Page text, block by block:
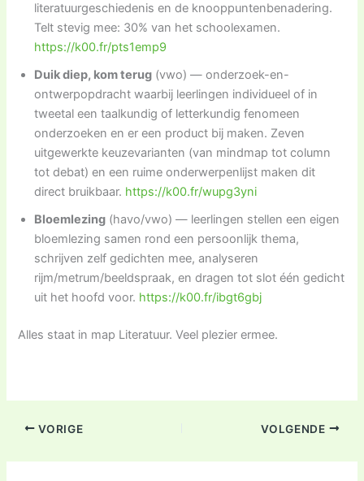
literatuurgeschiedenis en de knooppuntenbenadering.
Telt stevig mee: 30% van het schoolexamen.
https://k00.fr/pts1emp9
Duik diep, kom terug (vwo) — onderzoek-en-
ontwerpopdracht waarbij leerlingen individueel of in
tweetal een taalkundig of letterkundig fenomeen
onderzoeken en er een product bij maken. Zeven
uitgewerkte keuzevarianten (van mindmap tot column
tot debat) en een ruime onderwerpenlijst maken dit
direct bruikbaar. https://k00.fr/wupg3yni
Bloemlezing (havo/vwo) — leerlingen stellen een eigen
bloemlezing samen rond een persoonlijk thema,
schrijven zelf gedichten mee, analyseren
rijm/metrum/beeldspraak, en dragen tot slot één gedicht
uit het hoofd voor. https://k00.fr/ibgt6gbj
Alles staat in map Literatuur. Veel plezier ermee.
VORIGE VOLGENDE